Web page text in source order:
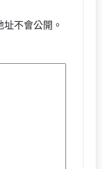
不會公開。